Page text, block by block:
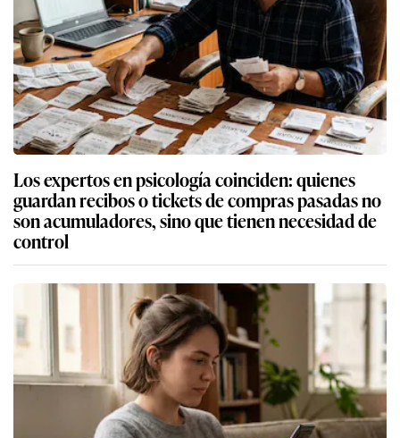
Los expertos en psicología coinciden: quienes
guardan recibos o tickets de compras pasadas no
son acumuladores, sino que tienen necesidad de
control